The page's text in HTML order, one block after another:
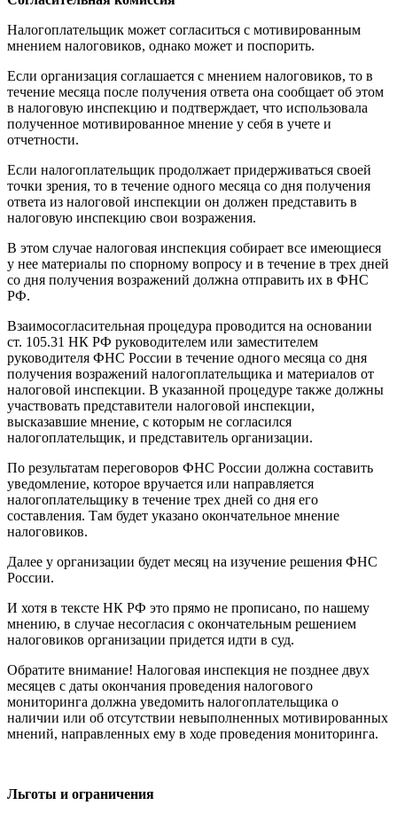
Налогоплательщик может согласиться с мотивированным
мнением налоговиков, однако может и поспорить.
Если организация соглашается с мнением налоговиков, то в
течение месяца после получения ответа она сообщает об этом
в налоговую инспекцию и подтверждает, что использовала
полученное мотивированное мнение у себя в учете и
отчетности.
Если налогоплательщик продолжает придерживаться своей
точки зрения, то в течение одного месяца со дня получения
ответа из налоговой инспекции он должен представить в
налоговую инспекцию свои возражения.
В этом случае налоговая инспекция собирает все имеющиеся
у нее материалы по спорному вопросу и в течение в трех дней
со дня получения возражений должна отправить их в ФНС
РФ.
Взаимосогласительная процедура проводится на основании
ст. 105.31 НК РФ руководителем или заместителем
руководителя ФНС России в течение одного месяца со дня
получения возражений налогоплательщика и материалов от
налоговой инспекции. В указанной процедуре также должны
участвовать представители налоговой инспекции,
высказавшие мнение, с которым не согласился
налогоплательщик, и представитель организации.
По результатам переговоров ФНС России должна составить
уведомление, которое вручается или направляется
налогоплательщику в течение трех дней со дня его
составления. Там будет указано окончательное мнение
налоговиков.
Далее у организации будет месяц на изучение решения ФНС
России.
И хотя в тексте НК РФ это прямо не прописано, по нашему
мнению, в случае несогласия с окончательным решением
налоговиков организации придется идти в суд.
Обратите внимание! Налоговая инспекция не позднее двух
месяцев с даты окончания проведения налогового
мониторинга должна уведомить налогоплательщика о
наличии или об отсутствии невыполненных мотивированных
мнений, направленных ему в ходе проведения мониторинга.
Льготы и ограничения